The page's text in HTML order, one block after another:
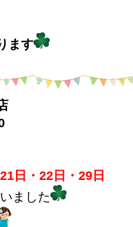
ます
日・22日・29日
ました